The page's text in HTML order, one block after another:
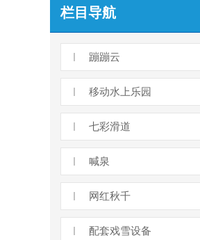
栏目导航
蹦蹦云
移动水上乐园
七彩滑道
喊泉
网红秋千
配套戏雪设备